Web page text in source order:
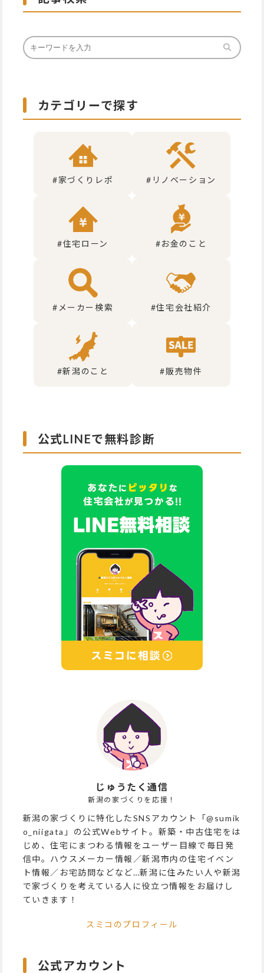
じゅうたく通信
新潟の家づくりを応援！
新潟の家づくりに特化したSNSアカウント「@sumik
o_niigata」の公式Webサイト。新築・中古住宅をは
じめ、住宅にまつわる情報をユーザー目線で毎日発
信中。ハウスメーカー情報／新潟市内の住宅イベン
ト情報／お宅訪問などなど…新潟に住みたい人や新潟
で家づくりを考えている人に役立つ情報をお届けし
ていきます！
スミコのプロフィール
公式アカウント
公式LINEで無料診断
カテゴリーで探す
#家づくりレポ #リノベーション
#住宅ローン #お金のこと
#メーカー検索 #住宅会社紹介
#新潟のこと #販売物件